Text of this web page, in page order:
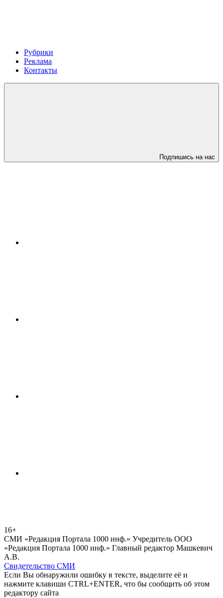
Рубрики
Реклама
Контакты
Подпишись на нас
16+
СМИ «Редакция Портала 1000 инф.» Учредитель ООО
«Редакция Портала 1000 инф.» Главный редактор Машкевич
А.В.
Свидетельство СМИ
Если Вы обнаружили ошибку в тексте, выделите её и
нажмите клавиши CTRL+ENTER, что бы сообщить об этом
редактору сайта